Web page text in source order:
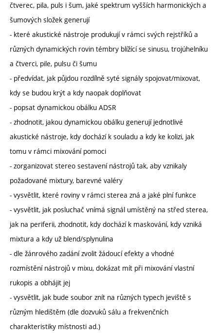
čtverec, pila, puls i šum, jaké spektrum vyšších harmonických a
šumových složek generují
- které akustické nástroje produkují v rámci svých rejstříků a
různých dynamických rovin témbry blížící se sinusu, trojúhelníku
a čtverci, pile, pulsu či šumu
- předvídat, jak půjdou rozdílně syté signály spojovat/mixovat,
kdy se budou krýt a kdy naopak doplňovat
- popsat dynamickou obálku ADSR
- zhodnotit, jakou dynamickou obálku generují jednotlivé
akustické nástroje, kdy dochází k souladu a kdy ke kolizi, jak
tomu v rámci mixování pomoci
- zorganizovat stereo sestavení nástrojů tak, aby vznikaly
požadované mixtury, barevné valéry
- vysvětlit, které roviny v rámci sterea zná a jaké plní funkce
- vysvětlit, jak posluchač vnímá signál umístěný na střed sterea,
jak na periferii, zhodnotit, kdy dochází k maskování, kdy vzniká
mixtura a kdy už blend/splynulina
- dle žánrového zadání zvolit žádoucí efekty a vhodné
rozmístění nástrojů v mixu, dokázat mít při mixování vlastní
rukopis a obhájit jej
- vysvětlit, jak bude soubor znít na různých typech jeviště s
různým hledištěm (dle dozvuků sálu a frekvenčních
charakteristiky místnosti ad.)